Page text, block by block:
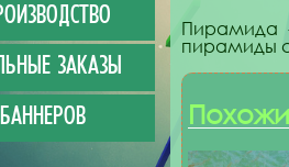
ЗАКАЗЫ
БАННЕРОВ
Пирамида
пирамиды с